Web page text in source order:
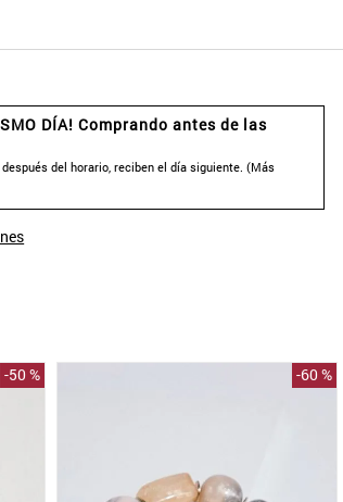
DÍA! Comprando antes de las
del horario, reciben el día siguiente. (Más
-50 % -60 %